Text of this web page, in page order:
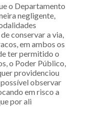
o Departamento
negligente,
conservar a via,
em ambos os
ter permitido o
o Poder Público,
providenciou
observar
em risco a
por ali